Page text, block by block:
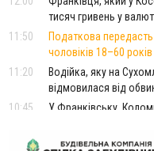
тисяч гривень у
11:50
Податкова
чоловіків 18–60 років
11:20
Водійка, яку на
відмовилася від
10:45
У Франківську,
10:02
Змушував надсилати